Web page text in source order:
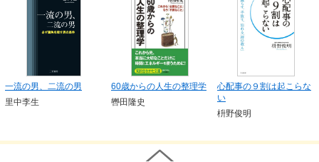
一流の男、二流の男
里中李生
60歳からの人生の整理学
轡田隆史
心配事の９割は起こらな
い
枡野俊明